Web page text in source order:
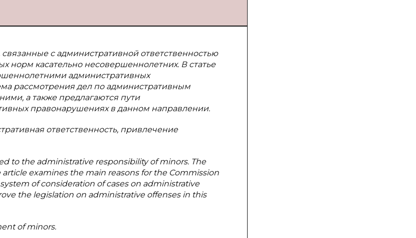
с административной ответственностью
норм касательно несовершеннолетних. В статье
административных
рассмотрения дел по административным
а также предлагаются пути
правонарушениях в данном направлении.
ответственность, привлечение
to the administrative responsibility of minors. The
examines the main reasons for the Commission
of consideration of cases on administrative
the legislation on administrative offenses in this
of minors.